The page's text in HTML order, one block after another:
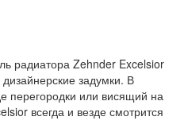
радиатора Zehnder Excelsior
задумки. В
перегородки или висящий на
всегда и везде смотрится